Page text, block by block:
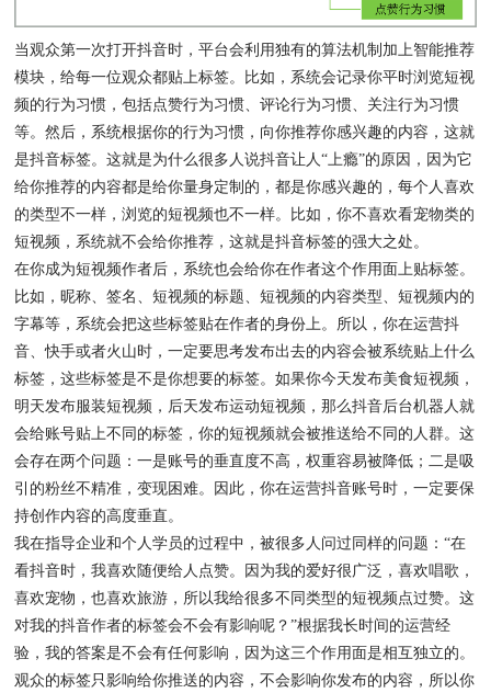
当观众第一次打开抖音时，平台会利用独有的算法机制加上智能推荐
模块，给每一位观众都贴上标签。比如，系统会记录你平时浏览短视
频的行为习惯，包括点赞行为习惯、评论行为习惯、关注行为习惯
等。然后，系统根据你的行为习惯，向你推荐你感兴趣的内容，这就
是抖音标签。这就是为什么很多人说抖音让人“上瘾”的原因，因为它
给你推荐的内容都是给你量身定制的，都是你感兴趣的，每个人喜欢
的类型不一样，浏览的短视频也不一样。比如，你不喜欢看宠物类的
短视频，系统就不会给你推荐，这就是抖音标签的强大之处。
在你成为短视频作者后，系统也会给你在作者这个作用面上贴标签。
比如，昵称、签名、短视频的标题、短视频的内容类型、短视频内的
字幕等，系统会把这些标签贴在作者的身份上。所以，你在运营抖
音、快手或者火山时，一定要思考发布出去的内容会被系统贴上什么
标签，这些标签是不是你想要的标签。如果你今天发布美食短视频，
明天发布服装短视频，后天发布运动短视频，那么抖音后台机器人就
会给账号贴上不同的标签，你的短视频就会被推送给不同的人群。这
会存在两个问题：一是账号的垂直度不高，权重容易被降低；二是吸
引的粉丝不精准，变现困难。因此，你在运营抖音账号时，一定要保
持创作内容的高度垂直。
我在指导企业和个人学员的过程中，被很多人问过同样的问题：“在
看抖音时，我喜欢随便给人点赞。因为我的爱好很广泛，喜欢唱歌，
喜欢宠物，也喜欢旅游，所以我给很多不同类型的短视频点过赞。这
对我的抖音作者的标签会不会有影响呢？”根据我长时间的运营经
验，我的答案是不会有任何影响，因为这三个作用面是相互独立的。
观众的标签只影响给你推送的内容，不会影响你发布的内容，所以你